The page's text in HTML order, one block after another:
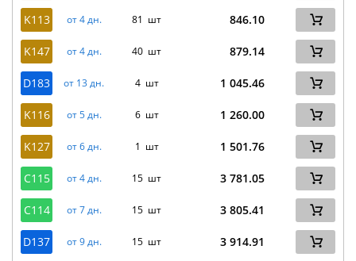
K113 от 4 дн. 81 шт 846.10
K147 от 4 дн. 40 шт 879.14
D183 от 13 дн. 4 шт 1 045.46
K116 от 5 дн. 6 шт 1 260.00
K127 от 6 дн. 1 шт 1 501.76
C115 от 4 дн. 15 шт 3 781.05
C114 от 7 дн. 15 шт 3 805.41
D137 от 9 дн. 15 шт 3 914.91